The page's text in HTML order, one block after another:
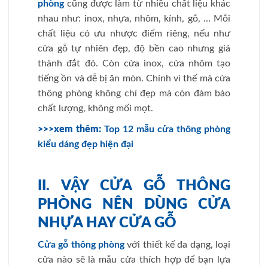
phòngcũng được làm từ nhiều chất liệu khác
nhau như: inox, nhựa, nhôm, kính, gỗ, … Mỗi
chất liệu có ưu nhược điểm riêng, nếu như
cửa gỗ tự nhiên đẹp, độ bền cao nhưng giá
thành đắt đỏ. Còn cửa inox, cửa nhôm tạo
tiếng ồn và dễ bị ăn mòn. Chính vì thế mà cửa
thông phòng không chỉ đẹp mà còn đảm bảo
chất lượng, không mối mọt.
>>>xem thêm: Top 12 mẫu cửa thông phòng
kiểu dáng đẹp hiện đại
II. VẬY CỬA GỖ THÔNG
PHÒNG NÊN DÙNG CỬA
NHỰA HAY CỬA GỖ
Cửa gỗ thông phòngvới thiết kế đa dạng, loại
cửa nào sẽ là mẫu cửa thích hợp để bạn lựa